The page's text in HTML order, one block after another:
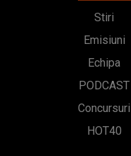
Stiri
Emisiuni
Echipa
PODCAST
Concursuri
HOT40